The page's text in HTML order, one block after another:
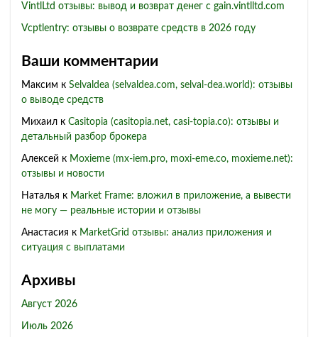
VintlLtd отзывы: вывод и возврат денег с gain.vintlltd.com
Vcptlentry: отзывы о возврате средств в 2026 году
Ваши комментарии
Максим к Selvaldea (selvaldea.com, selval-dea.world): отзывы
о выводе средств
Михаил к Casitopia (casitopia.net, casi-topia.co): отзывы и
детальный разбор брокера
Алексей к Moxieme (mx-iem.pro, moxi-eme.co, moxieme.net):
отзывы и новости
Наталья к Market Frame: вложил в приложение, а вывести
не могу — реальные истории и отзывы
Анастасия к MarketGrid отзывы: анализ приложения и
ситуация с выплатами
Архивы
Август 2026
Июль 2026